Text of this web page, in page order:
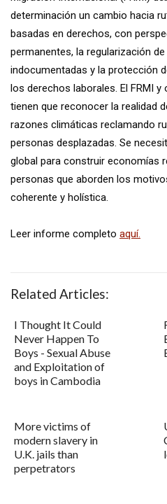
determinación un cambio hacia
basadas en derechos, con
permanentes, la regularización
indocumentadas y la protección
los derechos laborales. El FRMI
tienen que reconocer la realidad
razones climáticas reclamando
personas desplazadas. Se
global para construir economías
personas que aborden los
coherente y holística.
Leer informe completo aquí.
Related Articles:
I Thought It Could
Never Happen To
Boys - Sexual Abuse
and Exploitation of
boys in Cambodia
More victims of
modern slavery in
U.K. jails than
perpetrators